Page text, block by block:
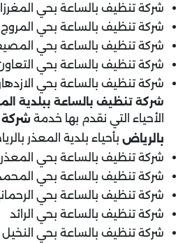
شركة تنظيف بالساعة بحي
شركة تنظيف بالساعة بحي المروج
شركة تنظيف بالساعة بحي
شركة تنظيف بالساعة بحي
شركة تنظيف بالساعة بحي الازدهار
شركة تنظيف بالساعة ببلدية
الأحياء التي نقدم بها خدمة شركة
بالرياض بأحياء بلدية المعذر
شركة تنظيف بالساعة بحي المعذر
شركة تنظيف بالساعة بحي
شركة تنظيف بالساعة بحي
شركة تنظيف بالساعة بحي الرائد
شركة تنظيف بالساعة بحي النخيل